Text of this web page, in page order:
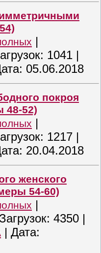
|
1041 |
05.06.2018
покроя
48-52)
|
1217 |
20.04.2018
женского
54-60)
|
Загрузок: 4350 |
| Дата: